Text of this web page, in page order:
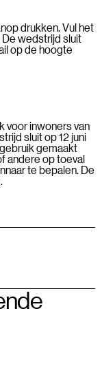
drukken. Vul het
wedstrijd sluit
op de hoogte
voor inwoners van
sluit op 12 juni
gemaakt
andere op toeval
te bepalen. De